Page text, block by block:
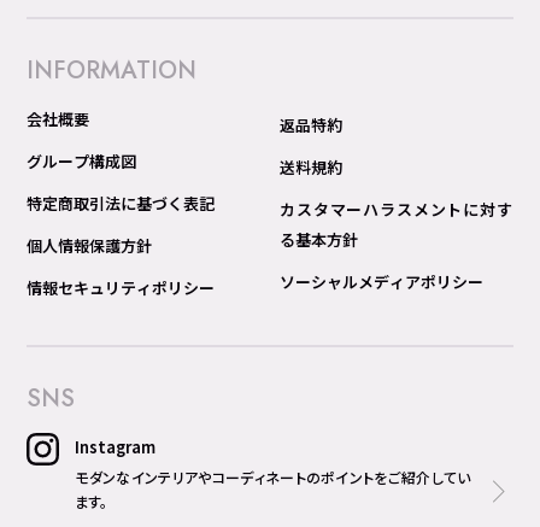
INFORMATION
会社概要
グループ構成図
特定商取引法に基づく表記
個人情報保護方針
情報セキュリティポリシー
返品特約
送料規約
カスタマーハラスメントに対す
る基本方針
ソーシャルメディアポリシー
SNS
Instagram
モダンなインテリアやコーディネートのポイントをご紹介してい
ます。